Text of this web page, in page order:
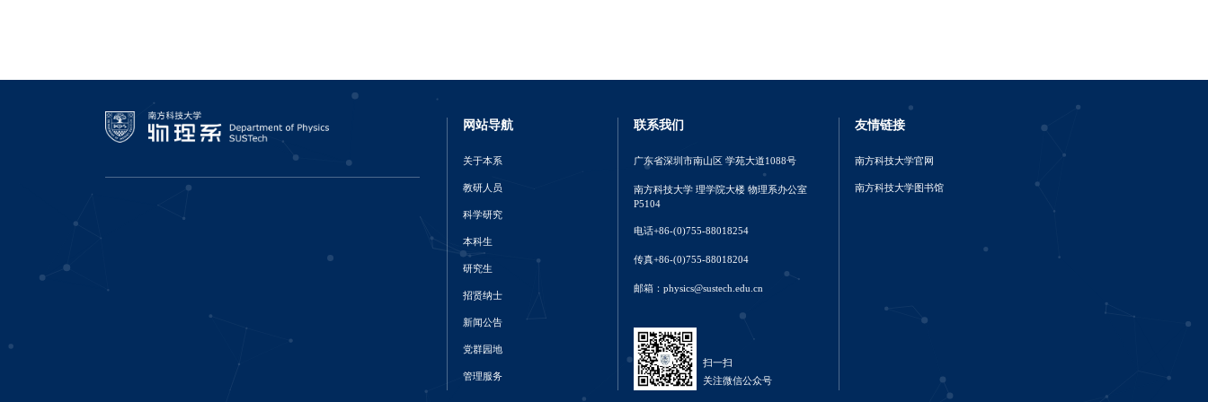
网站导航
关于本系
教研人员
科学研究
本科生
研究生
招贤纳士
新闻公告
党群园地
管理服务
联系我们
广东省深圳市南山区 学苑大道1088号
南方科技大学 理学院大楼 物理系办公室
P5104
电话+86-(0)755-88018254
传真+86-(0)755-88018204
邮箱：physics@sustech.edu.cn
扫一扫
关注微信公众号
友情链接
南方科技大学官网
南方科技大学图书馆